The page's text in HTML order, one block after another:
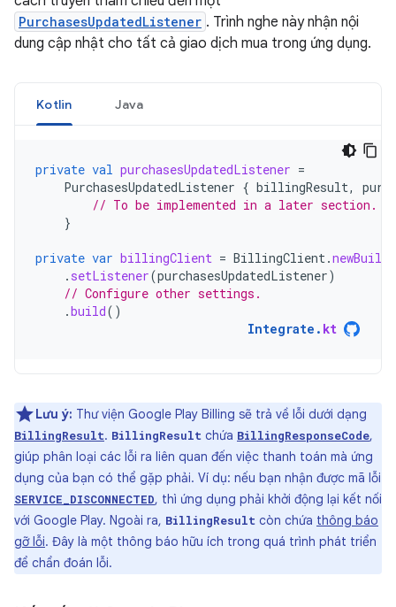
PurchasesUpdatedListener . Trình nghe này nhận nội
dung cập nhật cho tất cả giao dịch mua trong ứng dụng.
Kotlin Java
private val purchasesUpdatedListener =
PurchasesUpdatedListener { billingResult,
// To be implemented in a later section.
}
private var billingClient = BillingClient.
. setListener(purchasesUpdatedListener)
// Configure other settings.
.build()
Integrate . kt
Lưu ý: Thư viện Google Play Billing sẽ trả về lỗi dưới dạng
BillingResult. BillingResult chứa BillingResponseCode,
giúp phân loại các lỗi ra liên quan đến việc thanh toán mà ứng
dụng của bạn có thể gặp phải. Ví dụ: nếu bạn nhận được mã lỗi
SERVICE_DISCONNECTED, thì ứng dụng phải khởi động lại kết nối
với Google Play. Ngoài ra, BillingResult còn chứa thông báo
gỡ lỗi. Đây là một thông báo hữu ích trong quá trình phát triển
để chẩn đoán lỗi.